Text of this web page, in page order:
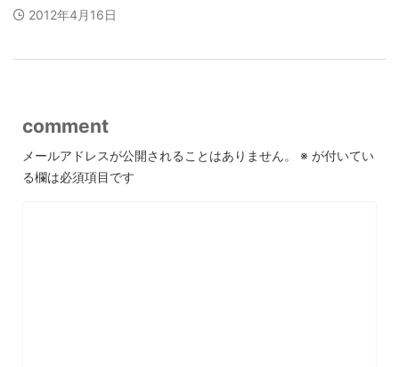
2012年4月16日
comment
メールアドレスが公開されることはありません。 ※ が付いてい
る欄は必須項目です